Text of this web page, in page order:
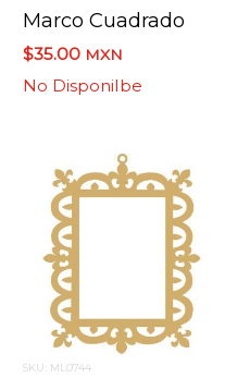
Marco Cuadrado
$35.00 MXN
No Disponilbe
SKU: ML0744